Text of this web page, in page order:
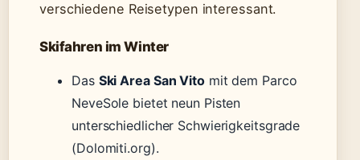
verschiedene Reisetypen interessant.
Skifahren im Winter
Das Ski Area San Vitomit dem Parco
NeveSole bietet neun Pisten
unterschiedlicher Schwierigkeitsgrade
(Dolomiti.org).